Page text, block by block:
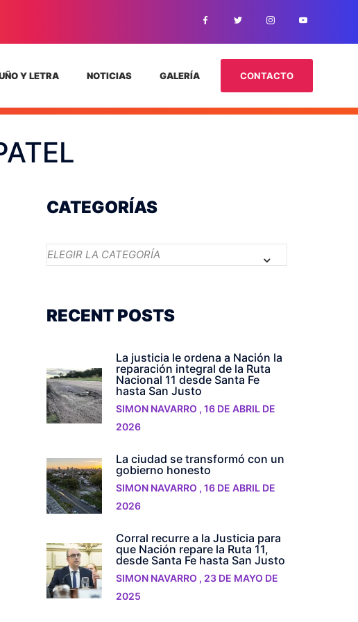
Y LETRA NOTICIAS GALERÍA CONTACTO
CATEGORÍAS
Categorías
RECENT POSTS
La justicia le ordena a Nación la
reparación integral de la Ruta
Nacional 11 desde Santa Fe
hasta San Justo
SIMON NAVARRO ,16 DE ABRIL DE
2026
La ciudad se transformó con un
gobierno honesto
SIMON NAVARRO ,16 DE ABRIL DE
2026
Corral recurre a la Justicia para
que Nación repare la Ruta 11,
desde Santa Fe hasta San Justo
SIMON NAVARRO , 23 DE MAYO DE
2025